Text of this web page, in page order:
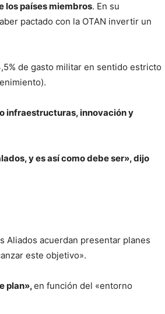
los países miembros. En su
pactado con la OTAN invertir un
de gasto militar en sentido estricto
infraestructuras, innovación y
y es así como debe ser», dijo
Aliados acuerdan presentar planes
este objetivo».
plan»,en función del «entorno